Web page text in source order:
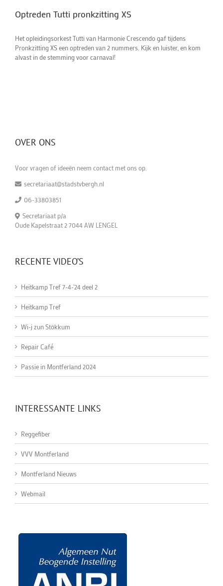
Optreden Tutti pronkzitting XS
Het opleidingsorkest Tutti van Harmonie Crescendo gaf tijdens
Pronkzitting XS een optreden van 2 nummers. Kijk en luister, en kom
alvast in de stemming voor carnaval!
OVER ONS
Voor vragen of ideeën neem contact met ons op.
secretariaat@stadstvbergh.nl
06-33803851
Secretariaat p/a
Oude Kapelstraat 2 7044 AW LENGEL
RECENTE VIDEO’S
Heitkamp Tref 7-4-'24 deel 2
Heitkamp Tref
Wi-j zun Stökkum
Repair Café
Passie in Montferland 2024
INTERESSANTE LINKS
Reggefiber
VVV Montferland
Montferland Nieuws
Webmail